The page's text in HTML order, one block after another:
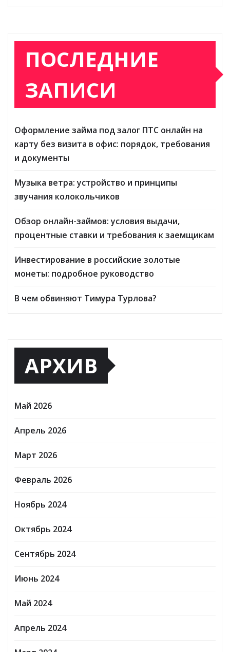
ПОСЛЕДНИЕ
ЗАПИСИ
Оформление займа под залог ПТС онлайн на
карту без визита в офис: порядок, требования
и документы
Музыка ветра: устройство и принципы
звучания колокольчиков
Обзор онлайн-займов: условия выдачи,
процентные ставки и требования к заемщикам
Инвестирование в российские золотые
монеты: подробное руководство
В чем обвиняют Тимура Турлова?
АРХИВ
Май 2026
Апрель 2026
Март 2026
Февраль 2026
Ноябрь 2024
Октябрь 2024
Сентябрь 2024
Июнь 2024
Май 2024
Апрель 2024